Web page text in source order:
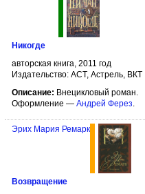
Никогде
авторская книга, 2011 год
Издательство: АСТ, Астрель, ВКТ
Описание: Внецикловый роман.
Оформление — Андрей Ферез.
Эрих Мария Ремарк
Возвращение